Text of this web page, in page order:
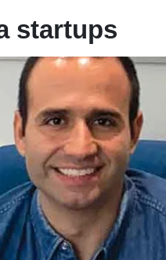
startups